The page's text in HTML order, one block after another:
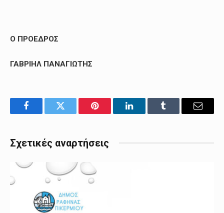
Ο ΠΡΟΕΔΡΟΣ
ΓΑΒΡΙΗΛ ΠΑΝΑΓΙΩΤΗΣ
FacebookTwitter Pinterest LinkedInTumblr Email
Σχετικές αναρτήσεις